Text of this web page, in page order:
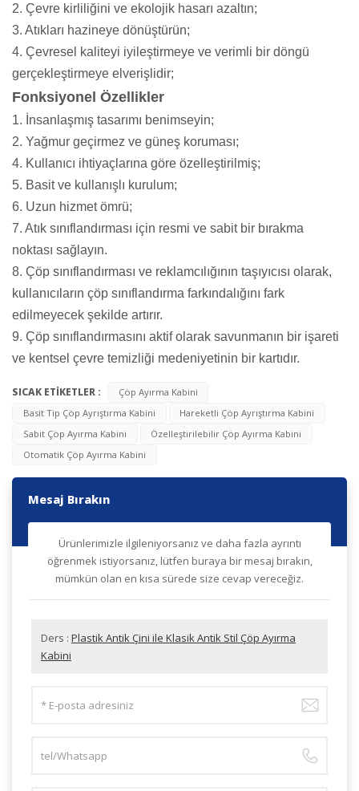
2. Çevre kirliliğini ve ekolojik hasarı azaltın;
3. Atıkları hazineye dönüştürün;
4. Çevresel kaliteyi iyileştirmeye ve verimli bir döngü
gerçekleştirmeye elverişlidir;
Fonksiyonel Özellikler
1. İnsanlaşmış tasarımı benimseyin;
2. Yağmur geçirmez ve güneş koruması;
4. Kullanıcı ihtiyaçlarına göre özelleştirilmiş;
5. Basit ve kullanışlı kurulum;
6. Uzun hizmet ömrü;
7. Atık sınıflandırması için resmi ve sabit bir bırakma
noktası sağlayın.
8. Çöp sınıflandırması ve reklamcılığının taşıyıcısı olarak,
kullanıcıların çöp sınıflandırma farkındalığını fark
edilmeyecek şekilde artırır.
9. Çöp sınıflandırmasını aktif olarak savunmanın bir işareti
ve kentsel çevre temizliği medeniyetinin bir kartıdır.
SICAK ETİKETLER :
Çöp Ayırma Kabini
Basit Tip Çöp Ayrıştırma Kabini
Hareketli Çöp Ayrıştırma Kabini
Sabit Çöp Ayırma Kabini
Özelleştirilebilir Çöp Ayırma Kabini
Otomatik Çöp Ayırma Kabini
Mesaj Bırakın
Ürünlerimizle ilgileniyorsanız ve daha fazla ayrıntı
öğrenmek istiyorsanız, lütfen buraya bir mesaj bırakın,
mümkün olan en kısa sürede size cevap vereceğiz.
Ders : Plastik Antik Çini ile Klasik Antik Stil Çöp Ayırma
Kabini